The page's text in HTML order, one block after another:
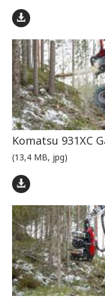
Komatsu 931XC
(13,4 MB, jpg)